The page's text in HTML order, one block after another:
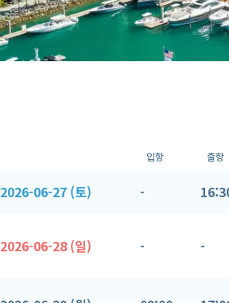
입항 출항
2026-06-27 (토) -
2026-06-28 (일) - -